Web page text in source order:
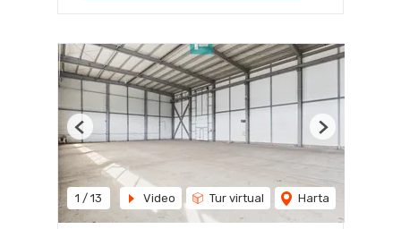
1 / 13 Video Tur virtual Harta
Previous Next